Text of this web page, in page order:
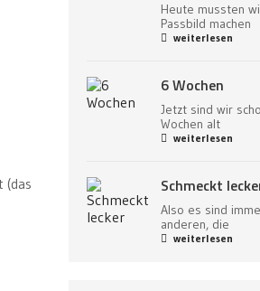
(das
Heute mussten
Passbild machen
weiterlesen
6 Wochen
Jetzt sind wir
Wochen alt
weiterlesen
Schmeckt
Also es sind
anderen, die
weiterlesen